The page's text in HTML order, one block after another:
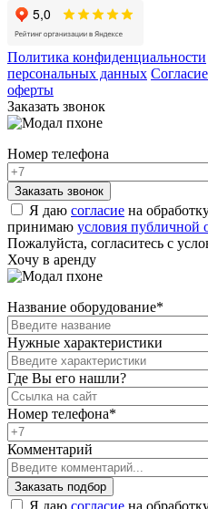
Политика конфиденциальности
персональных данных
оферты
Заказать звонок
Номер телефона
Я даю согласие на
принимаю условия публичной
Пожалуйста, согласитесь с
Хочу в аренду
Название оборудование*
Нужные характеристики
Где Вы его нашли?
Номер телефона*
Комментарий
Я даю согласие на